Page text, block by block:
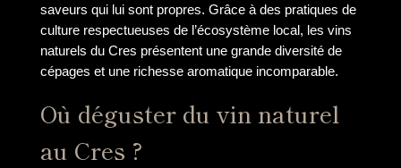
saveurs qui lui sont propres. Grâce à des pratiques de
culture respectueuses de l’écosystème local, les vins
naturels du Cres présentent une grande diversité de
cépages et une richesse aromatique incomparable.
Où déguster du vin naturel
au Cres ?